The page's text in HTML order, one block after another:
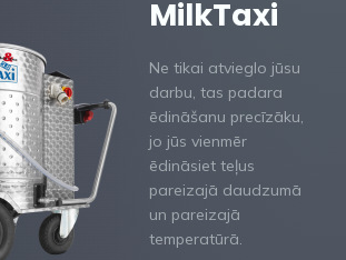
MilkTaxi
Ne tikai atvieglo jūsu
darbu, tas padara
ēdināšanu precīzāku,
jo jūs vienmēr
ēdināsiet teļus
pareizajā daudzumā
un pareizajā
temperatūrā.